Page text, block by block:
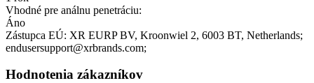
Vhodné pre análnu penetráciu:
Áno
Zástupca EÚ: XR EURP BV, Kroonwiel 2, 6003 BT, Netherlands;
endusersupport@xrbrands.com;
Hodnotenia zákazníkov